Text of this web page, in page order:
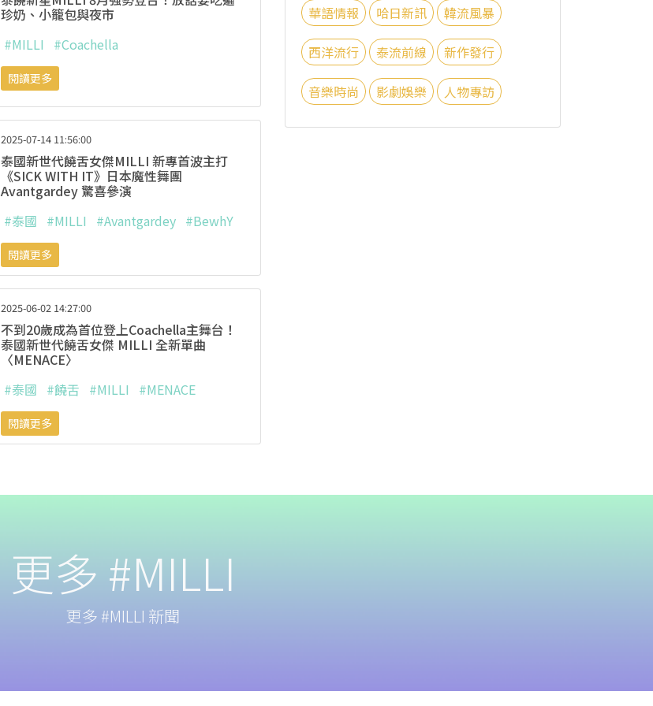
華語情報 哈日新訊 韓流風暴
西洋流行 泰流前線 新作發行
音樂時尚 影劇娛樂 人物專訪
珍奶、小籠包與夜市
#MILLI
#Coachella
閱讀更多
2025-07-14 11:56:00
泰國新世代饒舌女傑MILLI 新專首波主打
《SICK WITH IT》日本魔性舞團
Avantgardey 驚喜參演
#泰國 #MILLI #Avantgardey #BewhY
閱讀更多
2025-06-02 14:27:00
不到20歲成為首位登上Coachella主舞台！
泰國新世代饒舌女傑 MILLI 全新單曲
〈MENACE〉
#泰國 #饒舌 #MILLI #MENACE
閱讀更多
更多 #MILLI
更多 #MILLI 新聞